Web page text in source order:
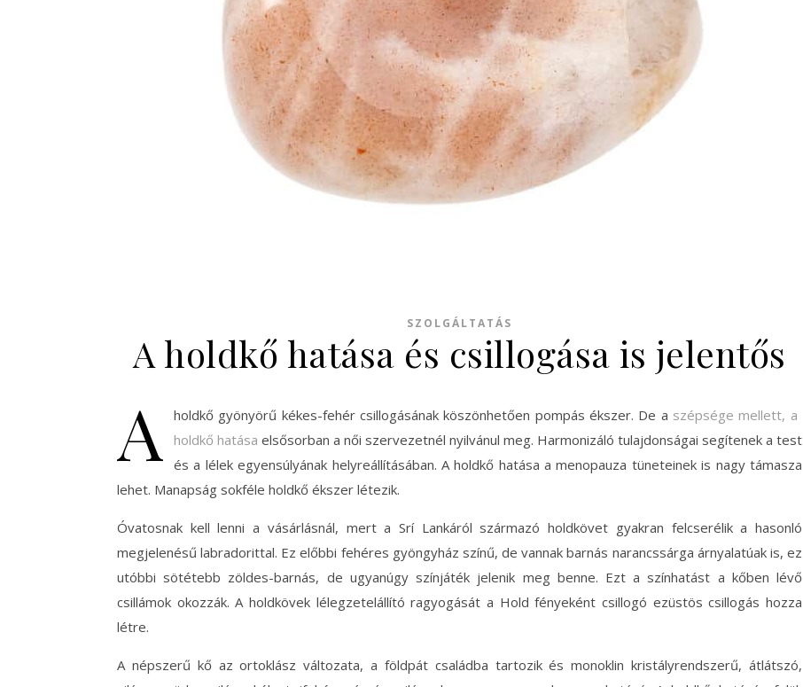
SZOLGÁLTATÁS
A holdkő hatása és csillogása is jelentős
A holdkő gyönyörű kékes-fehér csillogásának köszönhetően pompás ékszer. De a szépsége mellett, a ​​
holdkő hatása elsősorban a női szervezetnél nyilvánul meg. Harmonizáló tulajdonságai segítenek a test
és a lélek egyensúlyának helyreállításában. A holdkő hatása a menopauza tüneteinek is nagy támasza
lehet. Manapság sokféle holdkő ékszer létezik.
Óvatosnak kell lenni a vásárlásnál, mert a Srí Lankáról származó holdkövet gyakran felcserélik a hasonló
megjelenésű labradorittal. Ez előbbi fehéres gyöngyház színű, de vannak barnás narancssárga árnyalatúak is, ez
utóbbi sötétebb zöldes-barnás, de ugyanúgy színjáték jelenik meg benne. Ezt a színhatást a kőben lévő
csillámok okozzák. A holdkövek lélegzetelállító ragyogását a Hold fényeként csillogó ezüstös csillogás hozza
létre.
A népszerű kő az ortoklász változata, a földpát családba tartozik és monoklin kristályrendszerű, átlátszó,